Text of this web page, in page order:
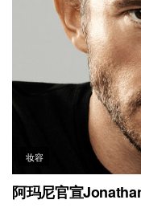
妆容
阿玛尼官宣